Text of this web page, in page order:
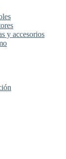
y accesorios